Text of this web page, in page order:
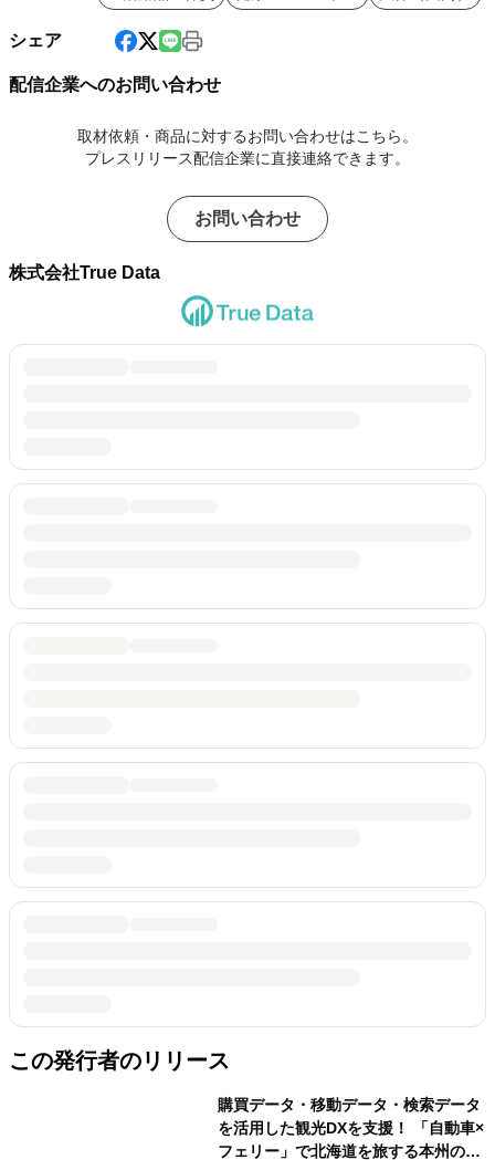
シェア
配信企業へのお問い合わせ
取材依頼・商品に対するお問い合わせはこちら。
プレスリリース配信企業に直接連絡できます。
お問い合わせ
株式会社True Data
この発行者のリリース
購買データ・移動データ・検索データ
を活用した観光DXを支援！ 「自動車×
フェリー」で北海道を旅する本州の観